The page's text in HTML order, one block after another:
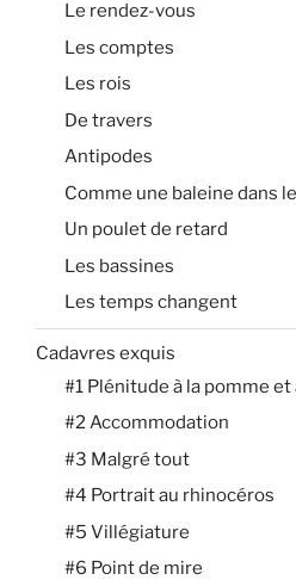
Le rendez-vous
Les comptes
Les rois
De travers
Antipodes
Comme une baleine dans
Un poulet de retard
Les bassines
Les temps changent
Cadavres exquis
#1 Plénitude à la pomme
#2 Accommodation
#3 Malgré tout
#4 Portrait au rhinocéros
#5 Villégiature
#6 Point de mire